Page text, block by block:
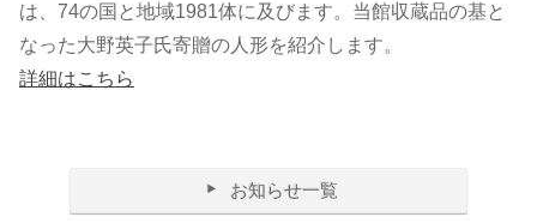
は、74の国と地域1981体に及びます。当館収蔵品の基と
なった大野英子氏寄贈の人形を紹介します。
詳細はこちら
お知らせ一覧